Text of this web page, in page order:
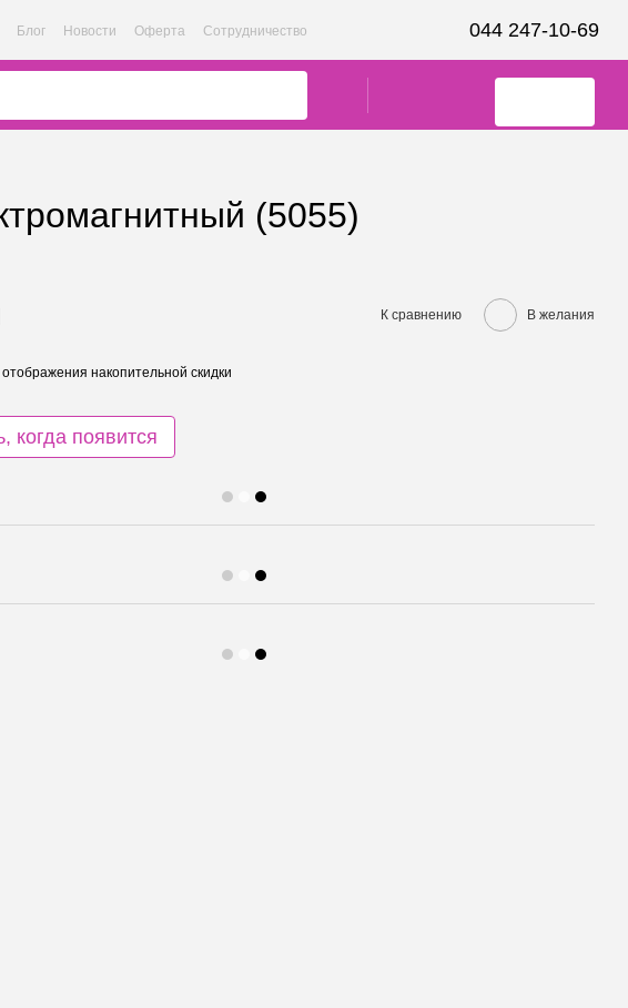
Блог Новости Оферта Сотрудничество 044 247-10-69
(5055)
К сравнению В желания
накопительной скидки
когда появится